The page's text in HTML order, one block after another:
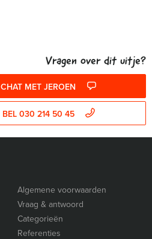
Vragen over dit uitje?
CHAT MET JEROEN
BEL 030 214 50 45
Algemene voorwaarden
Vraag & antwoord
Categorieën
Referenties